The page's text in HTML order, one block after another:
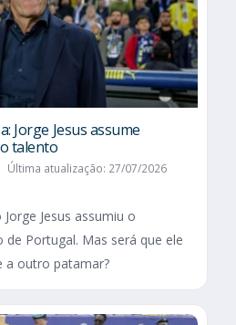
Jorge Jesus assume
talento
Última atualização: 27/07/2026
Jesus assumiu o
de Portugal. Mas será que ele
a outro patamar?